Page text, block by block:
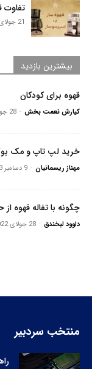
تفاوت
21 جولای 2022
بیشترین بازدید
قهوه برای کودکان
کیارش نعمت بخش - 28 جولای 2022
خرید لپ تاپ و مک
مهناز ریسمانیان - 9 دسامبر 2023
چگونه با تفاله قهوه
داوود لبخندق - 28 جولای 2022
منتخب سردبیر